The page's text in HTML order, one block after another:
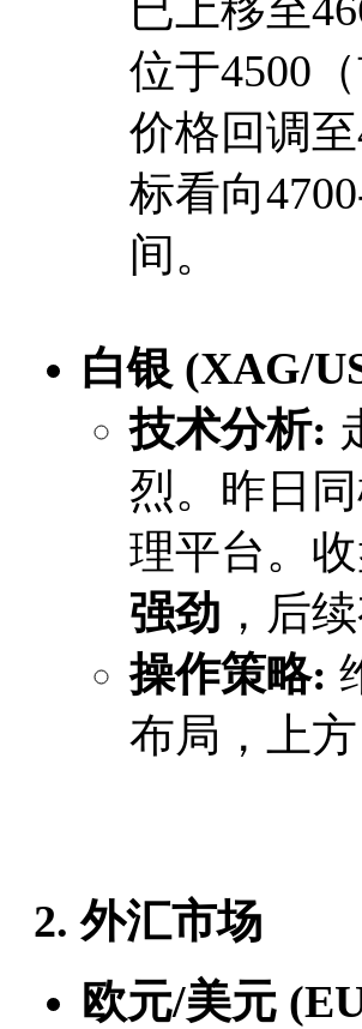
位于4500
价格回调
标看向
间。
白银 (XAG/
技术分析:
烈。昨日
理平台。
强劲 ，后
操作策略:
布局，上
2. 外汇市场
欧元/美元